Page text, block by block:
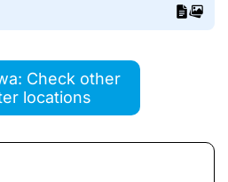
Check other
locations